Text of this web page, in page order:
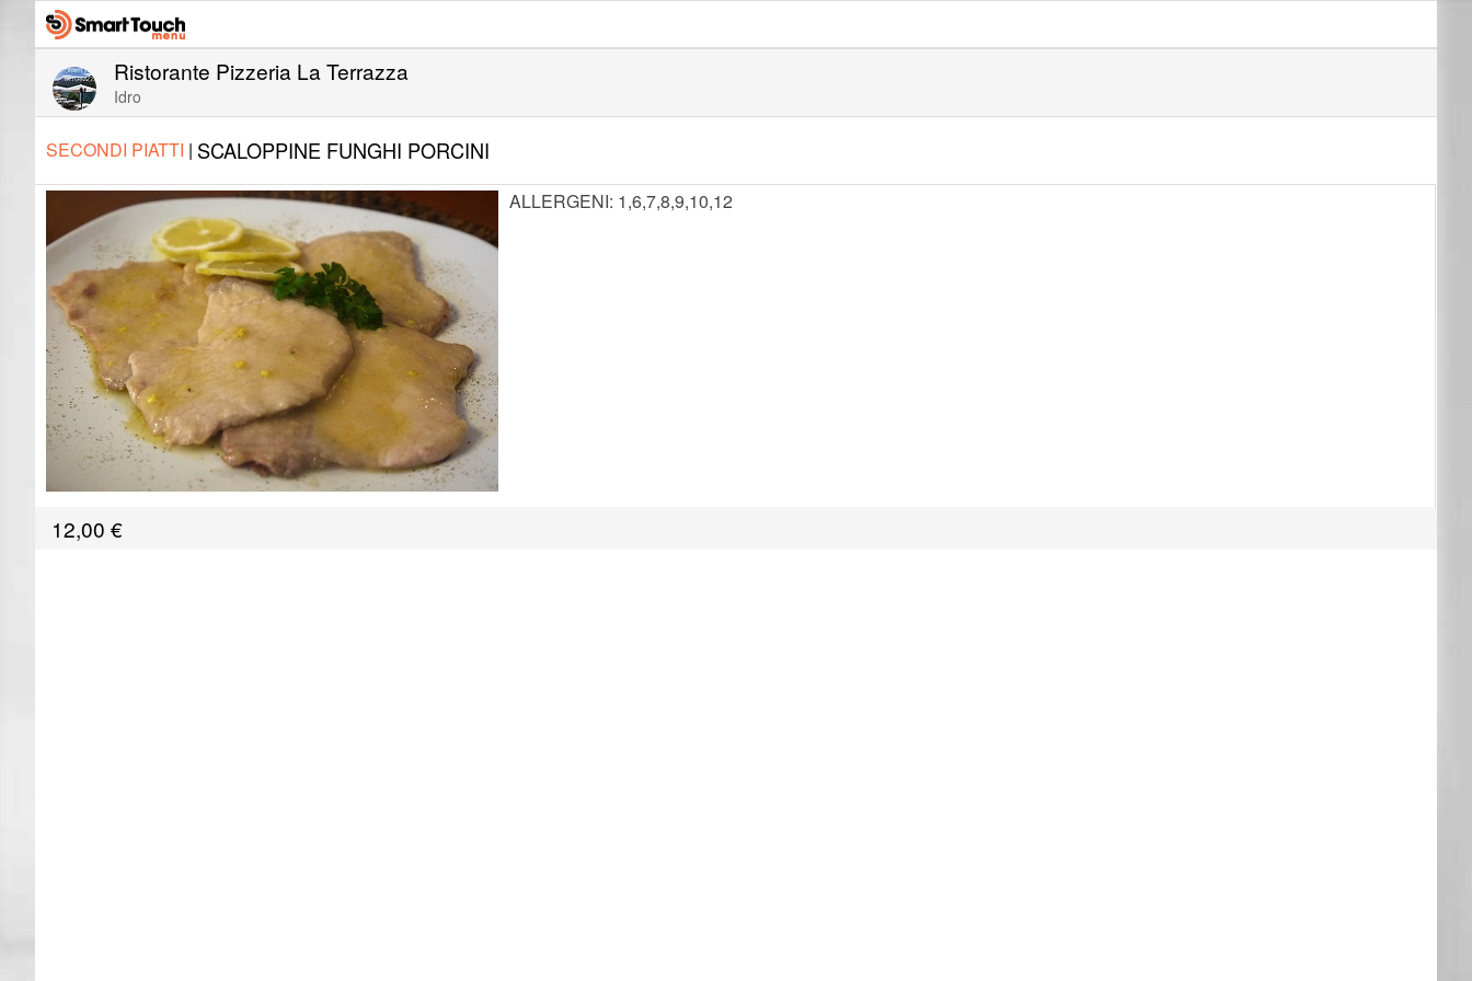
Ristorante Pizzeria La Terrazza
Idro
SECONDI PIATTI | SCALOPPINE FUNGHI PORCINI
ALLERGENI: 1,6,7,8,9,10,12
12,00 €